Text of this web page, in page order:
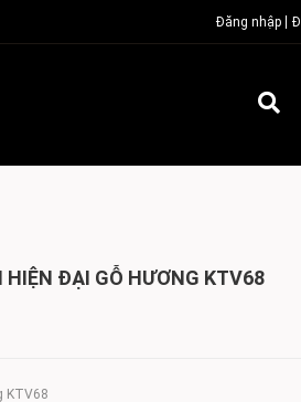
Đăng nhập
HIỆN ĐẠI GỖ HƯƠNG KTV68
KTV68